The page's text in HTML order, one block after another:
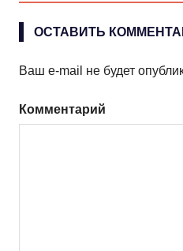
ОСТАВИТЬ
Ваш e-mail не будет
Комментарий